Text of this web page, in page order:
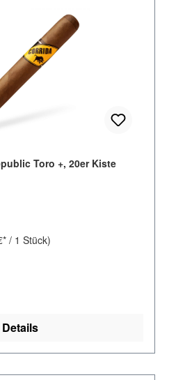
Toro +, 20er Kiste
/ 1 Stück)
Details